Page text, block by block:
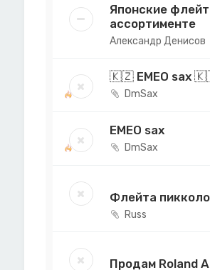
Японские
ассортименте
Александр Денисов
🇰🇿 EMEO sax
DmSax
EMEO sax
DmSax
Флейта
Russ
Продам Roland